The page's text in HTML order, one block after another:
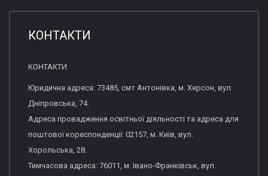
КОНТАКТИ
КОНТАКТИ
Юридична адреса: 73485, смт Антонівка, м. Херсон, вул.
Дніпровська, 74.
Адреса провадження освітньої діяльності та адреса для
поштової кореспонденції: 02157, м. Київ, вул.
Хорольська, 28.
Тимчасова адреса: 76011, м. Івано-Франківськ, вул.